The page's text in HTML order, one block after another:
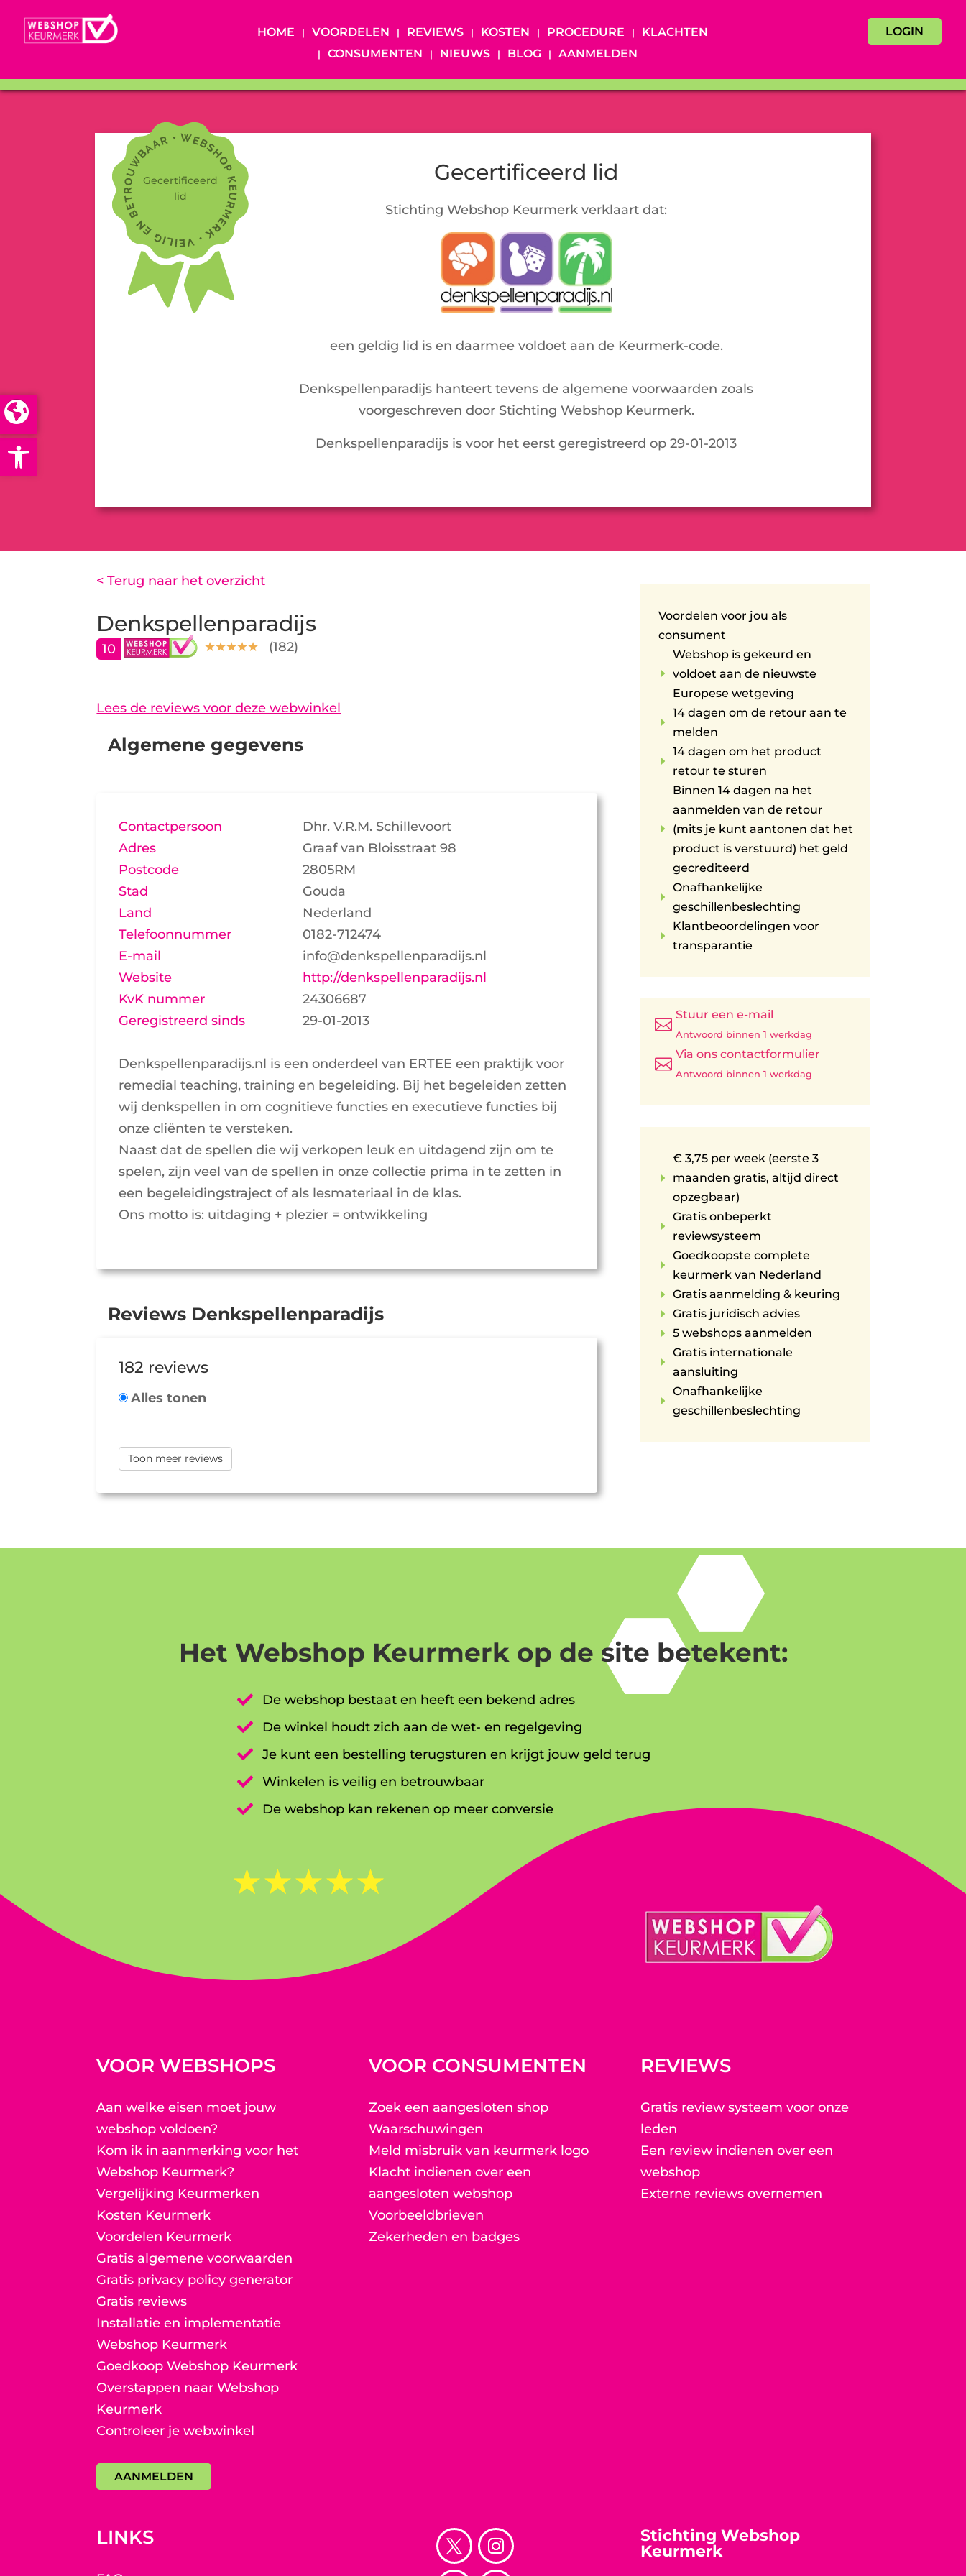
Open toolbar
HOME VOORDELEN REVIEWS KOSTEN PROCEDURE
KLACHTEN
CONSUMENTEN
NIEUWS BLOG AANMELDEN
LOGIN
Gecertificeerd
lid
Gecertificeerd lid
Stichting Webshop Keurmerk verklaart dat:
een geldig lid is en daarmee voldoet aan de Keurmerk-code.
Denkspellenparadijs hanteert tevens de algemene voorwaarden zoals
voorgeschreven door Stichting Webshop Keurmerk.
Denkspellenparadijs is voor het eerst geregistreerd op 29-01-2013
< Terug naar het overzicht
Denkspellenparadijs
10 (182)
Lees de reviews voor deze webwinkel
Algemene gegevens
Contactpersoon
Dhr. V.R.M. Schillevoort
Adres
Graaf van Bloisstraat 98
Postcode
2805RM
Stad
Gouda
Land
Nederland
Telefoonnummer
0182-712474
E-mail
info@denkspellenparadijs.nl
Website
http://denkspellenparadijs.nl
KvK nummer
24306687
Geregistreerd sinds
29-01-2013
Denkspellenparadijs.nl is een onderdeel van ERTEE een praktijk voor
remedial teaching, training en begeleiding. Bij het begeleiden zetten
wij denkspellen in om cognitieve functies en executieve functies bij
onze cliënten te versteken.
Naast dat de spellen die wij verkopen leuk en uitdagend zijn om te
spelen, zijn veel van de spellen in onze collectie prima in te zetten in
een begeleidingstraject of als lesmateriaal in de klas.
Ons motto is: uitdaging + plezier = ontwikkeling
Reviews Denkspellenparadijs
182 reviews
Alles tonen
Toon meer reviews
Voordelen voor jou als
consument
E
Webshop is gekeurd en
voldoet aan de nieuwste
Europese wetgeving
E
14 dagen om de retour aan te
melden
E
14 dagen om het product
retour te sturen
E
Binnen 14 dagen na het
aanmelden van de retour
(mits je kunt aantonen dat het
product is verstuurd) het geld
gecrediteerd
E
Onafhankelijke
geschillenbeslechting
E
Klantbeoordelingen voor
transparantie

Stuur een e-mail
Antwoord binnen 1 werkdag

Via ons contactformulier
Antwoord binnen 1 werkdag
E
€ 3,75 per week (eerste 3
maanden gratis, altijd direct
opzegbaar)
E
Gratis onbeperkt
reviewsysteem
E
Goedkoopste complete
keurmerk van Nederland
E Gratis aanmelding & keuring
E Gratis juridisch advies
E 5 webshops aanmelden
E
Gratis internationale
aansluiting
E
Onafhankelijke
geschillenbeslechting
Het Webshop Keurmerk op de site betekent:

De webshop bestaat en heeft een bekend adres

De winkel houdt zich aan de wet- en regelgeving
 Je kunt een bestelling terugsturen en krijgt jouw geld terug
 Winkelen is veilig en betrouwbaar

De webshop kan rekenen op meer conversie
☆☆☆☆☆
VOOR WEBSHOPS
Aan welke eisen moet jouw
webshop voldoen?
Kom ik in aanmerking voor het
Webshop Keurmerk?
Vergelijking Keurmerken
Kosten Keurmerk
Voordelen Keurmerk
Gratis algemene voorwaarden
Gratis privacy policy generator
Gratis reviews
Installatie en implementatie
Webshop Keurmerk
Goedkoop Webshop Keurmerk
Overstappen naar Webshop
Keurmerk
Controleer je webwinkel
AANMELDEN
VOOR CONSUMENTEN
Zoek een aangesloten shop
Waarschuwingen
Meld misbruik van keurmerk logo
Klacht indienen over een
aangesloten webshop
Voorbeeldbrieven
Zekerheden en badges
REVIEWS
Gratis review systeem voor onze
leden
Een review indienen over een
webshop
Externe reviews overnemen
LINKS
Stichting Webshop
Keurmerk